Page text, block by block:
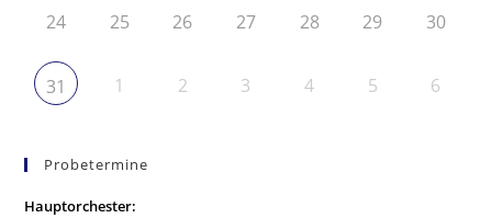
24 25 26 27 28 29 30
31 1 2 3 4 5 6
Probetermine
Hauptorchester: